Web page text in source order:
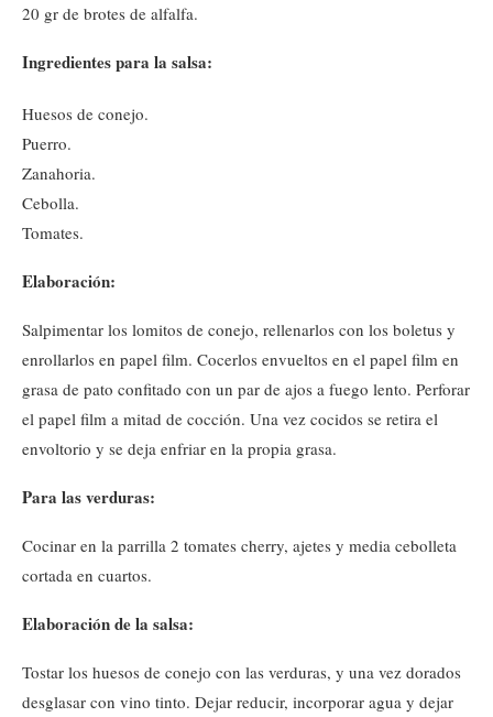
20 gr de brotes de alfalfa.
Ingredientes para la salsa:
Huesos de conejo.
Puerro.
Zanahoria.
Cebolla.
Tomates.
Elaboración:
Salpimentar los lomitos de conejo, rellenarlos con los boletus y
enrollarlos en papel film. Cocerlos envueltos en el papel film en
grasa de pato confitado con un par de ajos a fuego lento. Perforar
el papel film a mitad de cocción. Una vez cocidos se retira el
envoltorio y se deja enfriar en la propia grasa.
Para las verduras:
Cocinar en la parrilla 2 tomates cherry, ajetes y media cebolleta
cortada en cuartos.
Elaboración de la salsa:
Tostar los huesos de conejo con las verduras, y una vez dorados
desglasar con vino tinto. Dejar reducir, incorporar agua y dejar